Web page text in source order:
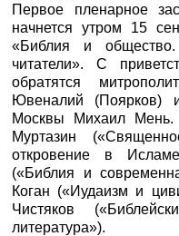
Первое пленарное
начнется утром 15
«Библия и
читатели». С
обратятся
Ювеналий (Поярков)
Москвы Михаил Мень.
Муртазин
откровение в
(«Библия и
Коган («Иудаизм и
Чистяков
литература»).